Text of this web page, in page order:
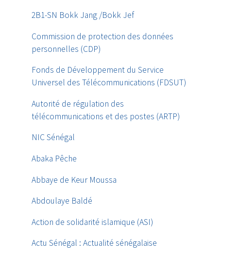
2B1-SN Bokk Jang /Bokk Jef
Commission de protection des données
personnelles (CDP)
Fonds de Développement du Service
Universel des Télécommunications (FDSUT)
Autorité de régulation des
télécommunications et des postes (ARTP)
NIC Sénégal
Abaka Pêche
Abbaye de Keur Moussa
Abdoulaye Baldé
Action de solidarité islamique (ASI)
Actu Sénégal : Actualité sénégalaise